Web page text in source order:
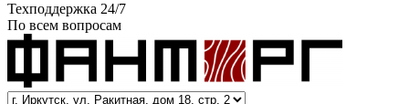
Техподдержка 24/7
По всем вопросам